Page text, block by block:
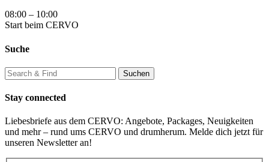
08:00 – 10:00
Start beim CERVO
Suche
Stay connected
Liebesbriefe aus dem CERVO: Angebote, Packages, Neuigkeiten
und mehr – rund ums CERVO und drumherum. Melde dich jetzt für
unseren Newsletter an!